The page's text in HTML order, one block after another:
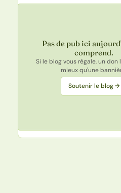
Pas de pub ici
comprend.
Si le blog vous régale, un don
mieux qu'une
Soutenir le blog →